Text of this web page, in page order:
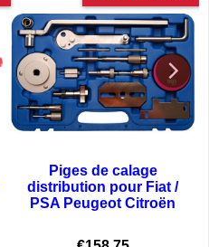
Piges de calage
distribution pour Fiat /
PSA Peugeot Citroën